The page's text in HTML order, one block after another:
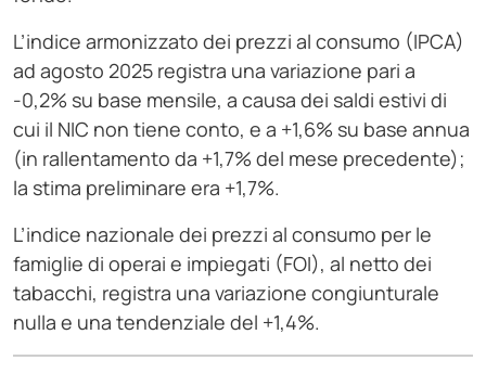
L’indice armonizzato dei prezzi al consumo (IPCA)
ad agosto 2025 registra una variazione pari a
-0,2% su base mensile, a causa dei saldi estivi di
cui il NIC non tiene conto, e a +1,6% su base annua
(in rallentamento da +1,7% del mese precedente);
la stima preliminare era +1,7%.
L’indice nazionale dei prezzi al consumo per le
famiglie di operai e impiegati (FOI), al netto dei
tabacchi, registra una variazione congiunturale
nulla e una tendenziale del +1,4%.